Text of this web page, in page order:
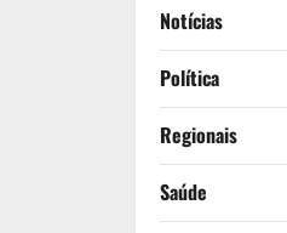
Notícias
Política
Regionais
Saúde